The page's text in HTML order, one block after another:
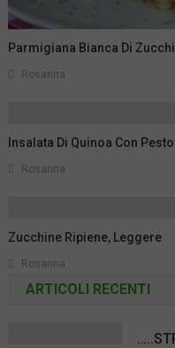
Parmigiana Bianca Di
Rosanna
Insalata Di Quinoa Con
Rosanna
Zucchine Ripiene, Leggere
Rosanna
ARTICOLI RECENTI